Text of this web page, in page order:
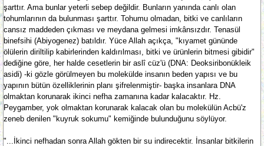
şarttır. Ama bunlar yeterli sebep değildir. Bunların yanında canlı olan
tohumlarının da bulunması şarttır. Tohumu olmadan, bitki ve canlıların
cansız maddeden çıkması ve meydana gelmesi imkânsızdır. Tenasül
binefsihi (Abiyogenez) batıldır. Yüce Allah açıkça, "kıyamet gününde
ölülerin diriltilip kabirlerinden kaldırılması, bitki ve ürünlerin bitmesi gibidir"
dediğine göre, her halde cesetlerin bir aslî cüz'ü (DNA: Deoksiribonükleik
asidi) -ki gözle görülmeyen bu molekülde insanın beden yapısı ve bu
yapının bütün özelliklerinin planı şifrelenmiştir- başka insanlara DNA
olmaktan korunarak ikinci nefha zamanına kadar kalacaktır. Hz.
Peygamber, yok olmaktan korunarak kalacak olan bu molekülün Acbü'z
zeneb denilen "kuyruk sokumu" kemiğinde bulunduğunu söylüyor.
"...İkinci nefhadan sonra Allah gökten bir su indirecektir. İnsanlar bitkilerin